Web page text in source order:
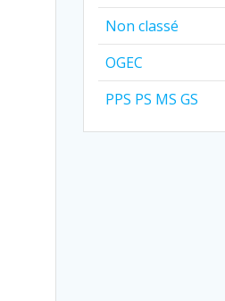
Non classé
OGEC
PPS PS MS GS